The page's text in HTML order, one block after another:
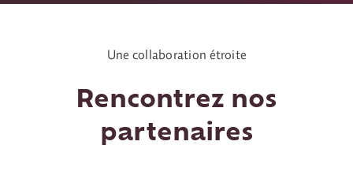
Une collaboration étroite
Rencontrez nos
partenaires